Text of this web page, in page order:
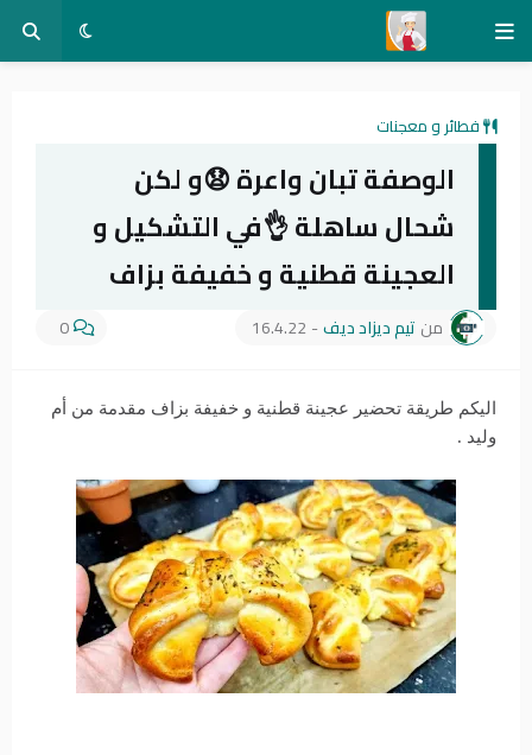
فطائر و معجنات
الوصفة تبان واعرة 😧و لكن
شحال ساهلة 👌في التشكيل و
العجينة قطنية و خفيفة بزاف
من تيم ديزاد ديف-
16.4.22
0
اليكم طريقة تحضير عجينة قطنية و خفيفة بزاف مقدمة من أم
وليد .